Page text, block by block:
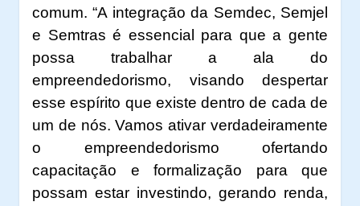
comum. “A integração da Semdec, Semjel
e Semtras é essencial para que a gente
possa trabalhar a ala do
empreendedorismo, visando despertar
esse espírito que existe dentro de cada de
um de nós. Vamos ativar verdadeiramente
o empreendedorismo ofertando
capacitação e formalização para que
possam estar investindo, gerando renda,